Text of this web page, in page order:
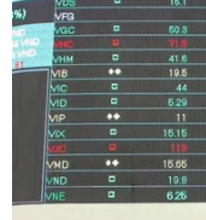
hạ tầng dùng
Chiểu
06/08/2026 06:28
Quảng Trị: Xử
ngang có tín hiệu